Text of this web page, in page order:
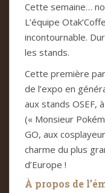
Cette semaine…
L’équipe
incontournable.
les stands.
Cette première
de l’expo en
aux stands OSEF,
(« Monsieur
GO, aux
charme du plus
d’Europe !
À propos de